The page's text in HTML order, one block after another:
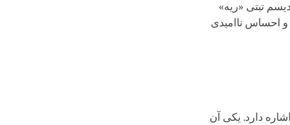
تبتی «ریه»
احساس ناامیدی
دارد. یکی آن